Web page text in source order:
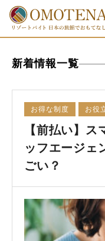
ホーム
特集一覧
主な職種
初めての方へ
お問い合わせ
新着情報一覧
お得な制度 お役
【前払い】
ッフエージェ
ごい？